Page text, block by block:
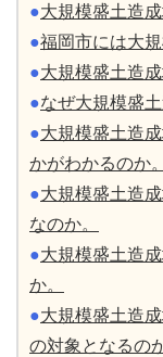
●大規模盛土造成
●福岡市には大
●大規模盛土造
●なぜ大規模盛
●大規模盛土造
かがわかるのか。
●大規模盛土造
なのか。
●大規模盛土造
か。
●大規模盛土造
の対象となるの